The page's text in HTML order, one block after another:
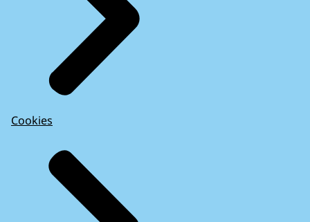
Cookies